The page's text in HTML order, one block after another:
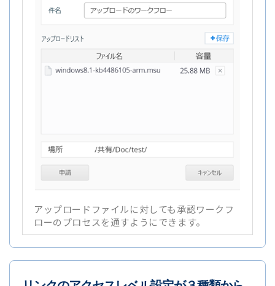
アップロードファイルに対しても承認ワークフ
ローのプロセスを通すようにできます。